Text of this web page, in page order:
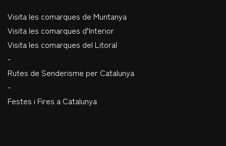
Visita les comarques de Muntanya
Visita les comarques d’Interior
Visita les comarques del Litoral
-
Rutes de Senderisme per Catalunya
-
Festes i Fires a Catalunya